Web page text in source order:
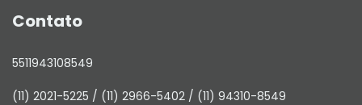
Contato
5511943108549
(11) 2021-5225 / (11) 2966-5402 / (11) 94310-8549